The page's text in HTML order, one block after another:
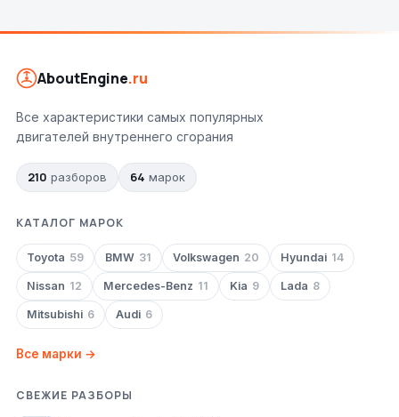
AboutEngine.ru
Все характеристики самых популярных
двигателей внутреннего сгорания
210 разборов 64 марок
КАТАЛОГ МАРОК
Toyota 59 BMW 31 Volkswagen 20 Hyundai 14
Nissan 12 Mercedes-Benz 11 Kia 9 Lada 8
Mitsubishi 6 Audi 6
Все марки →
СВЕЖИЕ РАЗБОРЫ